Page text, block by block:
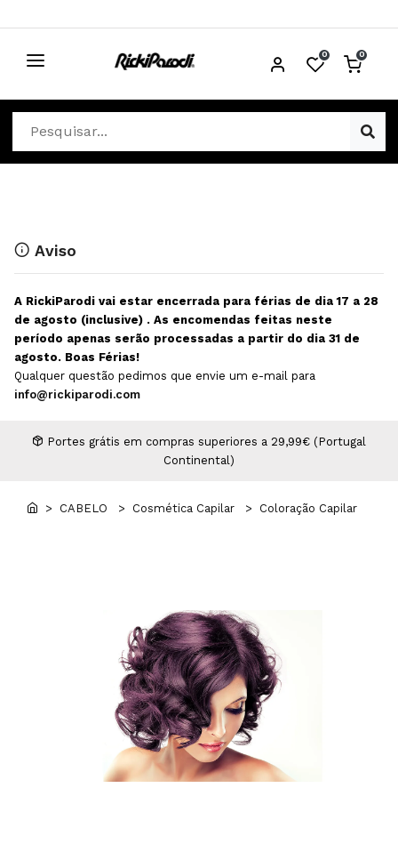
0 0
CABELO
Cosmética Capilar
Equipamentos Elétricos
Escovas e Pente
Extensões
MAN WORLD - Espaço Homem
Professional Wear
Depilação
Descartáveis Estética
Diversos Estética
Equipamentos Depilação
Maquilhagem Profissional
Aviso
A RickiParodi vai estar encerrada para férias de dia 17 a 28
de agosto (inclusive) . As encomendas feitas neste
período apenas serão processadas a partir do dia 31 de
agosto. Boas Férias!
Qualquer questão pedimos que envie um e-mail para
info@rickiparodi.com
Portes grátis em compras superiores a 29,99€ (Portugal
Continental)
> CABELO > Cosmética Capilar > Coloração Capilar